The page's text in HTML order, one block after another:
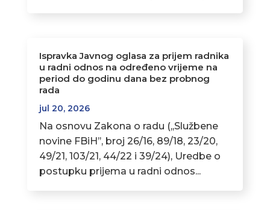
Ispravka Javnog oglasa za prijem radnika
u radni odnos na određeno vrijeme na
period do godinu dana bez probnog
rada
jul 20, 2026
Na osnovu Zakona o radu (,,Službene
novine FBiH’’, broj 26/16, 89/18, 23/20,
49/21, 103/21, 44/22 i 39/24), Uredbe o
postupku prijema u radni odnos...